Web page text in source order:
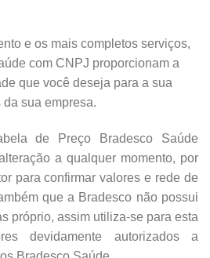
e os mais completos serviços,
com CNPJ proporcionam a
que você deseja para a sua
sua empresa.
de Preço Bradesco Saúde
a qualquer momento, por
para confirmar valores e rede de
que a Bradesco não possui
próprio, assim utiliza-se para esta
devidamente autorizados a